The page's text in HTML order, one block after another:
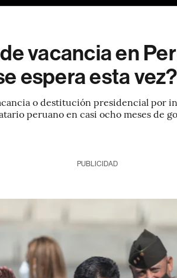
vacancia en
espera esta vez?
o destitución presidencial por
peruano en casi ocho meses de
PUBLICIDAD